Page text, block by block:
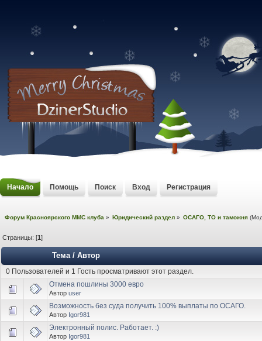
Начало Помощь Поиск Вход Регистрация
Форум Красноярского MMC клуба » Юридический раздел » ОСАГО, ТО и таможня
Страницы: [1]
Тема/ Автор
0 Пользователей и 1 Гость просматривают этот раздел.
Отмена пошлины 3000 евро
Автор user
Возможность без суда получить 100% выплаты по ОСАГО.
Автор Igor981
Электронный полис. Работает. :)
Автор Igor981